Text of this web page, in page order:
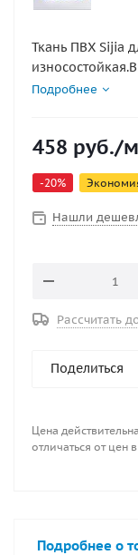
Ткань ПВХ Sijia
супер
изготовлена из
прочность и
Подробнее
458 руб./м
-20%
Нашли
Рассчитать
Поделиться
Цена
отличаться от цен
Подробнее о